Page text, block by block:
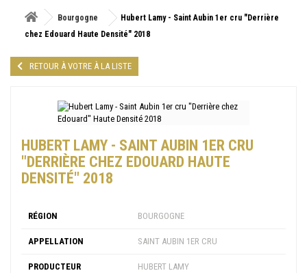
Bourgogne
Hubert Lamy - Saint Aubin 1er cru "Derrière
chez Edouard Haute Densité" 2018
RETOUR À VOTRE À LA LISTE
HUBERT LAMY - SAINT AUBIN 1ER CRU
"DERRIÈRE CHEZ EDOUARD HAUTE
DENSITÉ" 2018
RÉGION BOURGOGNE
APPELLATION SAINT AUBIN 1ER CRU
PRODUCTEUR HUBERT LAMY